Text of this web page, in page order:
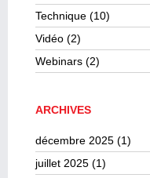
Technique (10)
Vidéo (2)
Webinars (2)
ARCHIVES
décembre 2025 (1)
juillet 2025 (1)